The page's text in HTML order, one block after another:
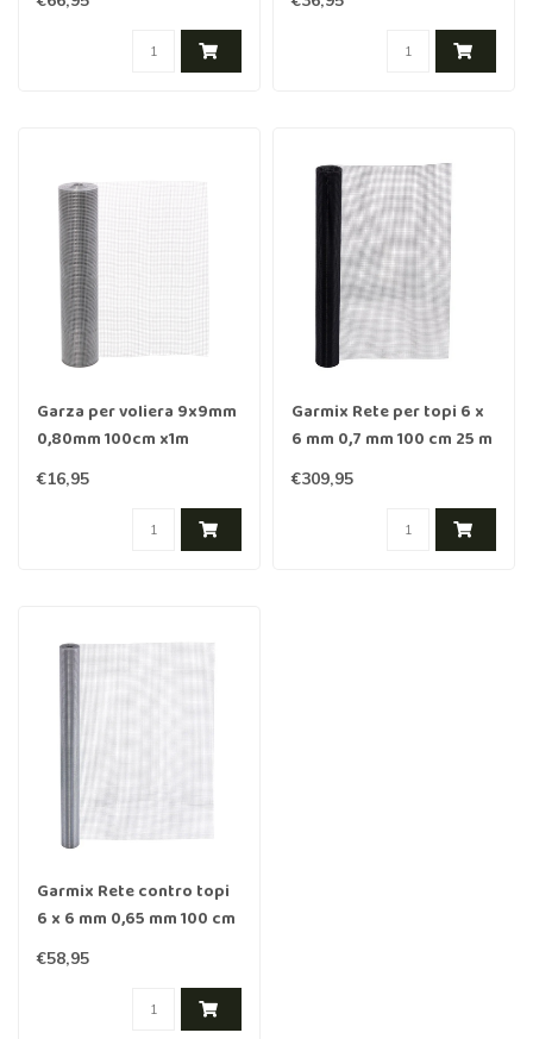
Garza per voliera 9x9mm
0,80mm 100cm x1m
acciaio inox
€16,95
Garmix Rete per topi 6 x
6 mm 0,7 mm 100 cm 25 m
acciaio inossidabile
verniciato a polvere
€309,95
Garmix Rete contro topi
6 x 6 mm 0,65 mm 100 cm
x 10 m Zincata
€58,95